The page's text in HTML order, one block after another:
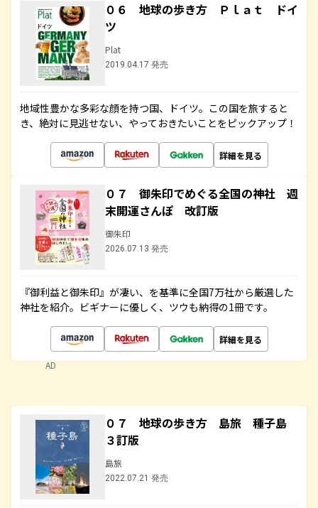
０６ 地球の歩き方 Ｐｌａｔ ドイ
ツ
Plat
2019.04.17 発売
地域性豊かな多彩な顔を持つ国、ドイツ。この国を旅すると
き、絶対に見逃せない、やっておきたいことをピックアップ！
詳細を見る
０７ 御朱印でめぐる全国の神社 週
末開運さんぽ 改訂版
御朱印
2026.07.13 発売
『御利益と御朱印』が凄い、を基準に全国7万社から厳選した
神社を紹介。ビギナーに優しく、ツウも納得の1冊です。
詳細を見る
AD
０７ 地球の歩き方 島旅 種子島
３訂版
島旅
2022.07.21 発売